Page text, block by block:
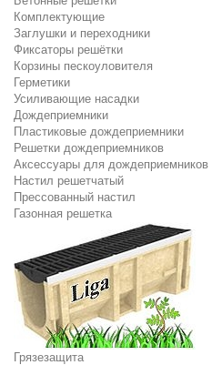
Комплектующие
Заглушки и переходники
Фиксаторы решётки
Корзины пескоуловителя
Герметики
Усиливающие насадки
Дождеприемники
Пластиковые дождеприемники
Решетки дождеприемников
Аксессуары для дождеприемников
Настил решетчатый
Прессованный настил
Газонная решетка
Грязезащита